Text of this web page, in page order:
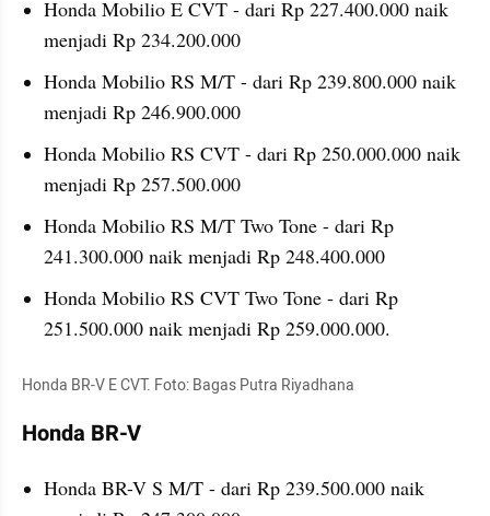
Honda Mobilio E CVT - dari Rp 227.400.000 naik
menjadi Rp 234.200.000
Honda Mobilio RS M/T - dari Rp 239.800.000 naik
menjadi Rp 246.900.000
Honda Mobilio RS CVT - dari Rp 250.000.000 naik
menjadi Rp 257.500.000
Honda Mobilio RS M/T Two Tone - dari Rp
241.300.000 naik menjadi Rp 248.400.000
Honda Mobilio RS CVT Two Tone - dari Rp
251.500.000 naik menjadi Rp 259.000.000.
Honda BR-V E CVT. Foto: Bagas Putra Riyadhana
Honda BR-V
Honda BR-V S M/T - dari Rp 239.500.000 naik